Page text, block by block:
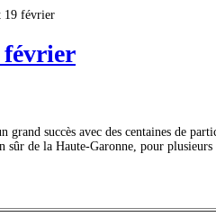
19 février
février
succès avec des centaines de
de la Haute-Garonne, pour